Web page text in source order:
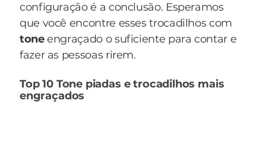
configuração é a conclusão. Esperamos
que você encontre esses trocadilhos com
toneengraçado o suficiente para contar e
fazer as pessoas rirem.
Top 10 Tone piadas e trocadilhos mais
engraçados